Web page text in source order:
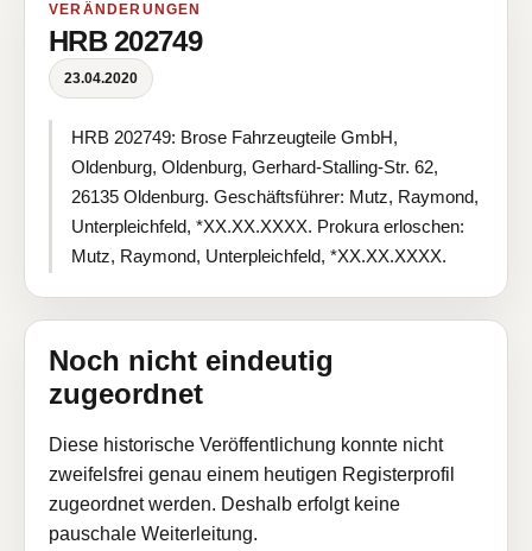
VERÄNDERUNGEN
HRB 202749
23.04.2020
HRB 202749: Brose Fahrzeugteile GmbH,
Oldenburg, Oldenburg, Gerhard-Stalling-Str. 62,
26135 Oldenburg. Geschäftsführer: Mutz, Raymond,
Unterpleichfeld, *XX.XX.XXXX. Prokura erloschen:
Mutz, Raymond, Unterpleichfeld, *XX.XX.XXXX.
Noch nicht eindeutig
zugeordnet
Diese historische Veröffentlichung konnte nicht
zweifelsfrei genau einem heutigen Registerprofil
zugeordnet werden. Deshalb erfolgt keine
pauschale Weiterleitung.